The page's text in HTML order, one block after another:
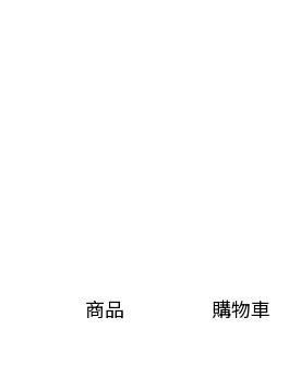
商品 購物車